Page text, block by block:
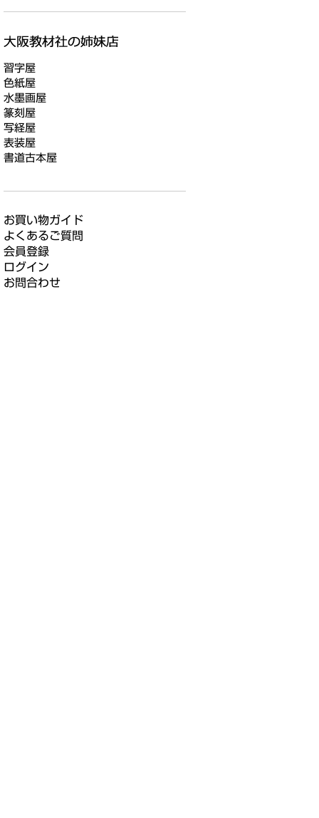
習字屋
色紙屋
水墨画屋
篆刻屋
写経屋
表装屋
書道古本屋
お買い物ガイド
よくあるご質問
会員登録
ログイン
お問合わせ